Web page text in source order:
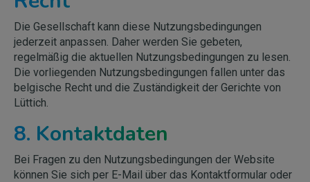
Die Gesellschaft kann diese Nutzungsbedingungen
jederzeit anpassen. Daher werden Sie gebeten,
regelmäßig die aktuellen Nutzungsbedingungen zu lesen.
Die vorliegenden Nutzungsbedingungen fallen unter das
belgische Recht und die Zuständigkeit der Gerichte von
Lüttich.
8. Kontaktdaten
Bei Fragen zu den Nutzungsbedingungen der Website
können Sie sich per E-Mail über das Kontaktformular oder